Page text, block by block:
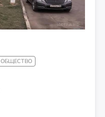
ОБЩЕСТВО